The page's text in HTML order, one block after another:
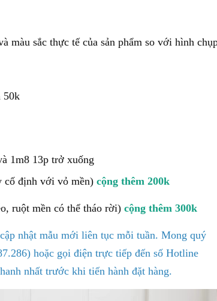
màu sắc thực tế của sản phẩm so với hình
50k
1m8 13p trở xuống
cố định với vỏ mền) cộng thêm 200k
ruột mền có thể tháo rời) cộng thêm 300k
nhật mẫu mới liên tục mỗi tuần. Mong quý
hoặc gọi điện trực tiếp đến số Hotline
nhất trước khi tiến hành đặt hàng.